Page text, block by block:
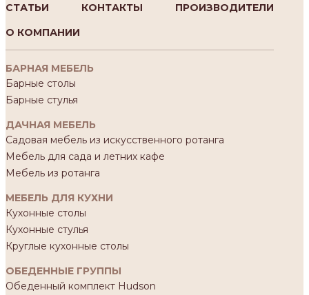
СТАТЬИ
КОНТАКТЫ
ПРОИЗВОДИТЕЛИ
О КОМПАНИИ
БАРНАЯ МЕБЕЛЬ
Барные столы
Барные стулья
ДАЧНАЯ МЕБЕЛЬ
Садовая мебель из искусственного ротанга
Мебель для сада и летних кафе
Мебель из ротанга
МЕБЕЛЬ ДЛЯ КУХНИ
Кухонные столы
Кухонные стулья
Круглые кухонные столы
ОБЕДЕННЫЕ ГРУППЫ
Обеденный комплект Hudson